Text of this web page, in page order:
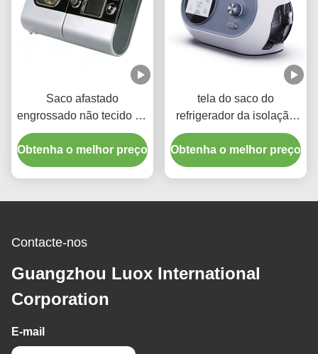
Saco afastado
engrossado não tecido da
isolação do bolo portátil
do saco do refrigerador
da folha de alumínio
Obtenha o melhor preço
tela do saco do
refrigerador da isolação
70L que imprime o saco
térmico impermeável
Obtenha o melhor preço
Contacte-nos
Guangzhou Luox International
Corporation
E-mail